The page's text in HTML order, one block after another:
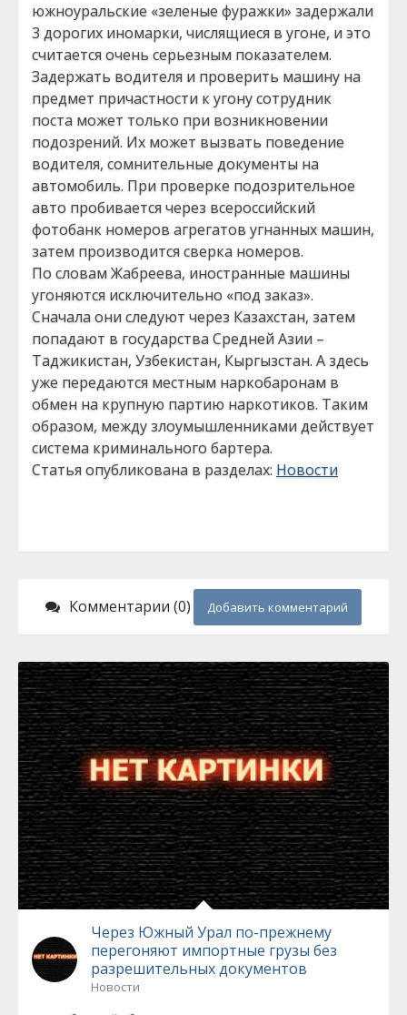
южноуральские «зеленые фуражки» задержали
3 дорогих иномарки, числящиеся в угоне, и это
считается очень серьезным показателем.
Задержать водителя и проверить машину на
предмет причастности к угону сотрудник
поста может только при возникновении
подозрений. Их может вызвать поведение
водителя, сомнительные документы на
автомобиль. При проверке подозрительное
авто пробивается через всероссийский
фотобанк номеров агрегатов угнанных машин,
затем производится сверка номеров.
По словам Жабреева, иностранные машины
угоняются исключительно «под заказ».
Сначала они следуют через Казахстан, затем
попадают в государства Средней Азии –
Таджикистан, Узбекистан, Кыргызстан. А здесь
уже передаются местным наркобаронам в
обмен на крупную партию наркотиков. Таким
образом, между злоумышленниками действует
система криминального бартера.
Статья опубликована в разделах: Новости
Комментарии (0) Добавить комментарий
Через Южный Урал по-прежнему
перегоняют импортные грузы без
разрешительных документов
Новости